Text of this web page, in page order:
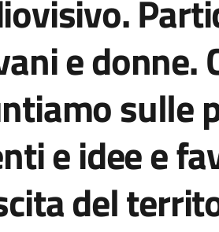
e donne.
sulle
e idee e
del